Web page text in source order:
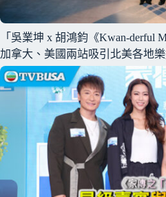
「吳業坤 x 胡鴻鈞《Kwan-derful
加拿大、美國兩站吸引北美各地